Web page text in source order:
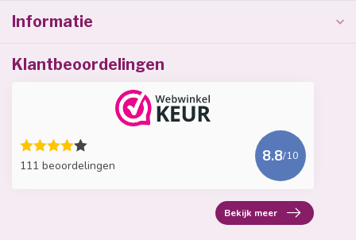
Informatie
Klantbeoordelingen
111 beoordelingen
8.8/10
Bekijk meer